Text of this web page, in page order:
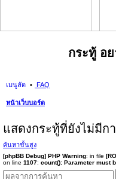
กระทู้ อ
เมนูลัด FAQ
หน้าเว็บบอร์ด
แสดงกระทู้ที่ยังไม่มีก
ค้นหาขั้นสูง
[phpBB Debug] PHP Warning: in file
on line 1107: count(): Parameter must